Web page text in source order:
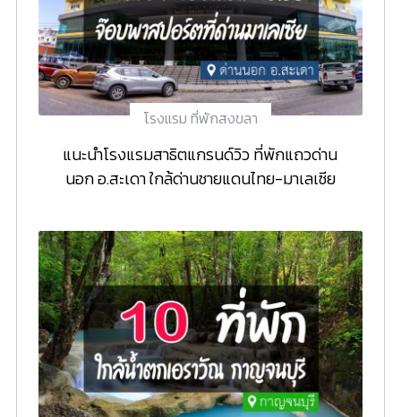
โรงแรม ที่พักสงขลา
แนะนำโรงแรมสาธิตแกรนด์วิว ที่พักแถวด่าน
นอก อ.สะเดา ใกล้ด่านชายแดนไทย-มาเลเซีย